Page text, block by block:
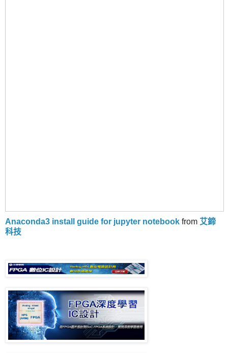
Anaconda3 install guide for jupyter notebook from 艾鍗
科技